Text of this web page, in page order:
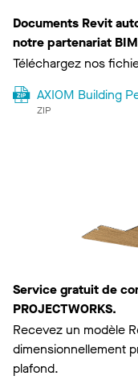
Documents Revit
notre partenariat
Téléchargez nos
AXIOM Building
ZIP
Service gratuit de
PROJECTWORKS.
Recevez un modèle
dimensionnellement
plafond.